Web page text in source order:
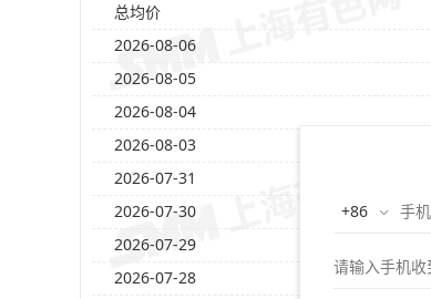
总均价
2026-08-06
2026-08-05
2026-08-04
2026-08-03
2026-07-31
2026-07-30
2026-07-29
2026-07-28